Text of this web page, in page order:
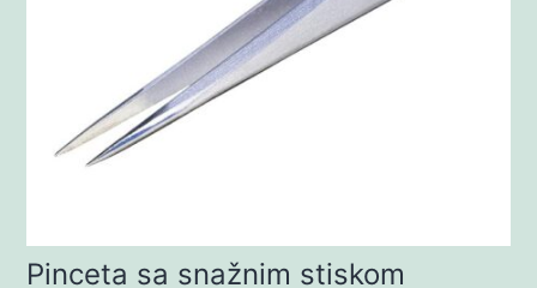
Pinceta sa snažnim stiskom